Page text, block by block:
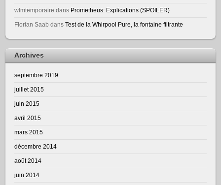
wlmtemporaire dans Prometheus: Explications (SPOILER)
Florian Saab dansTest de la Whirpool Pure, la fontaine filtrante
Archives
septembre 2019
juillet 2015
juin 2015
avril 2015
mars 2015
décembre 2014
août 2014
juin 2014